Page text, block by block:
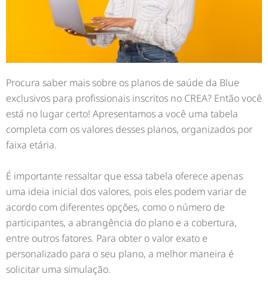
Procura saber mais sobre os planos de saúde da Blue
exclusivos para profissionais inscritos no CREA? Então você
está no lugar certo! Apresentamos a você uma tabela
completa com os valores desses planos, organizados por
faixa etária.
É importante ressaltar que essa tabela oferece apenas
uma ideia inicial dos valores, pois eles podem variar de
acordo com diferentes opções, como o número de
participantes, a abrangência do plano e a cobertura,
entre outros fatores. Para obter o valor exato e
personalizado para o seu plano, a melhor maneira é
solicitar uma simulação.